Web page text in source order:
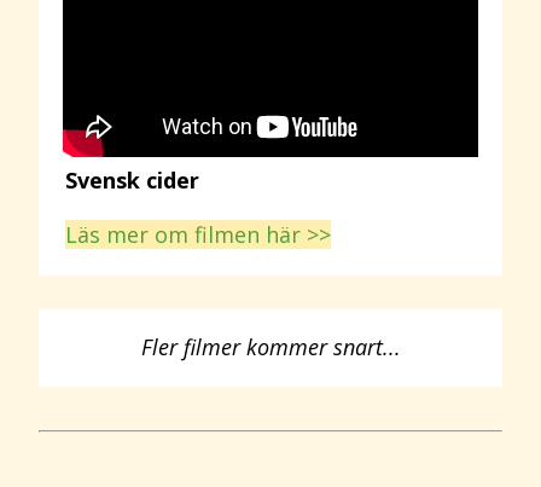
Svensk cider
Läs mer om filmen här >>
Fler filmer kommer snart...